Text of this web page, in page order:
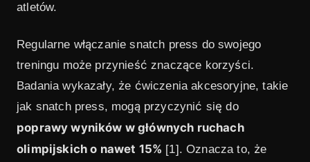
atletów.
Regularne włączanie snatch press do swojego
treningu może przynieść znaczące korzyści.
Badania wykazały, że ćwiczenia akcesoryjne, takie
jak snatch press, mogą przyczynić się do
poprawy wyników w głównych ruchach
olimpijskich o nawet 15% [1]. Oznacza to, że